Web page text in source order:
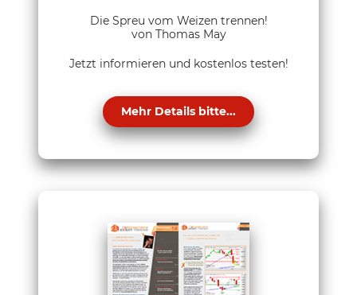
Die Spreu vom Weizen trennen!
von Thomas May
Jetzt informieren und kostenlos testen!
Mehr Details bitte...